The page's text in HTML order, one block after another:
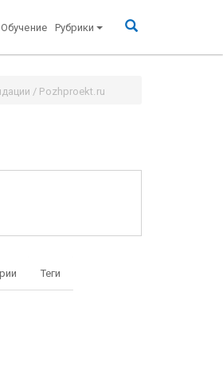
Обучение Рубрики
/ Pozhproekt.ru
Теги